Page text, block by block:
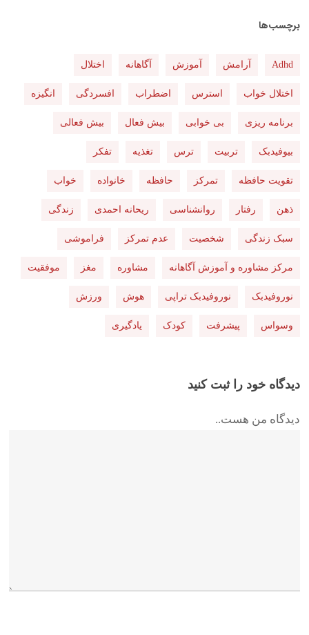
برچسب‌ها
Adhd آرامش آموزش آگاهانه اختلال
اختلال خواب استرس اضطراب افسردگی انگیزه
برنامه ریزی بی خوابی بیش فعال بیش فعالی
بیوفیدبک تربیت ترس تغذیه تفکر
تقویت حافظه تمرکز حافظه خانواده خواب
ذهن رفتار روانشناسی ریحانه احمدی زندگی
سبک زندگی شخصیت عدم تمرکز فراموشی
مرکز مشاوره و آموزش آگاهانه مشاوره مغز موفقیت
نوروفیدبک نوروفیدبک تراپی هوش ورزش
وسواس پیشرفت کودک یادگیری
دیدگاه خود را ثبت کنید
دیدگاه من هست..